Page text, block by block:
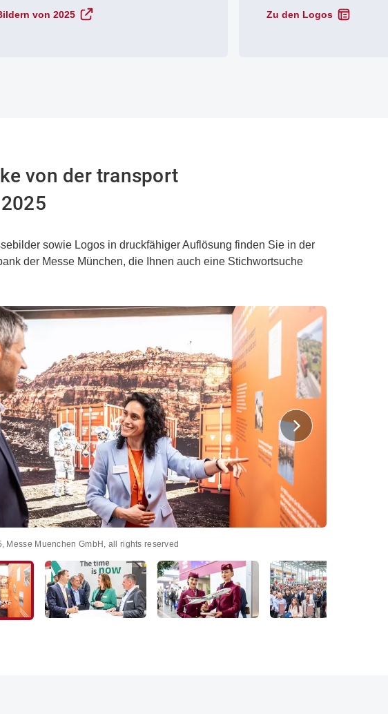
von 2025 Zu den Logos
von der transport
sowie Logos in druckfähiger Auflösung finden Sie in der
der Messe München, die Ihnen auch eine Stichwortsuche
Messe Muenchen GmbH, all rights reserved